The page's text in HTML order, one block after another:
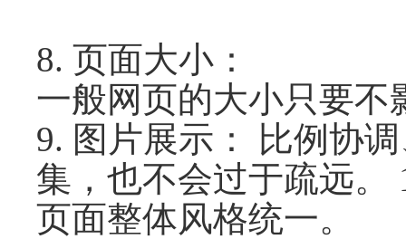
8. 页面大小：
一般网页的大小只要
9. 图片展示： 比例协
集，也不会过于疏远。
页面整体风格统一。